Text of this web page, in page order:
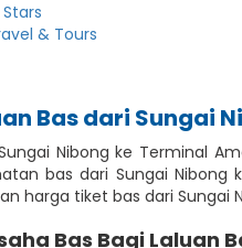
& Tours
Bas dari Sungai
Nibong ke Terminal
bas dari Sungai
harga tiket bas dari
Bas Bagi Laluan